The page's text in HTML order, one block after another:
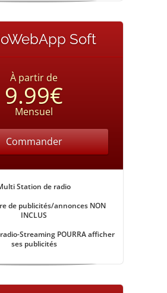
Soft
À partir de
9.99€
Mensuel
Commander
Station de radio
de publicités/annonces NON
INCLUS
Streaming POURRA afficher
ses publicités